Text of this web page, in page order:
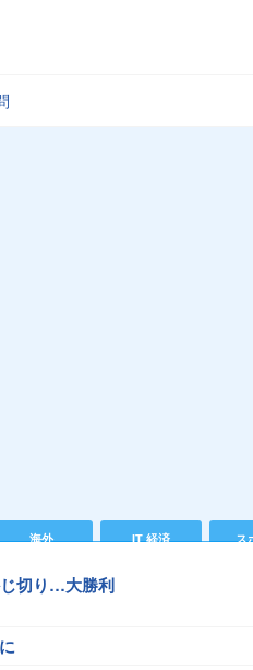
海外 IT 経済 ス
じ切り…大勝利